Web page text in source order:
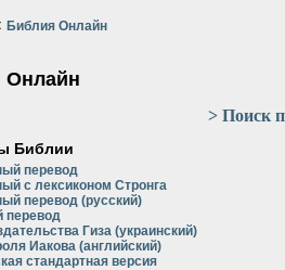
Библия Онлайн
Онлайн
> Поиск
Библии
перевод
с лексиконом Стронга
перевод (русский)
перевод
Гиза (украинский)
Иакова (английский)
стандартная версия